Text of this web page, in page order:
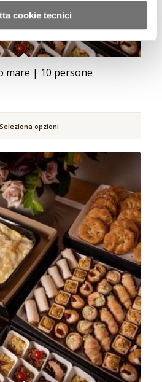
cookie tecnici
mare | 10 persone
Seleziona opzioni